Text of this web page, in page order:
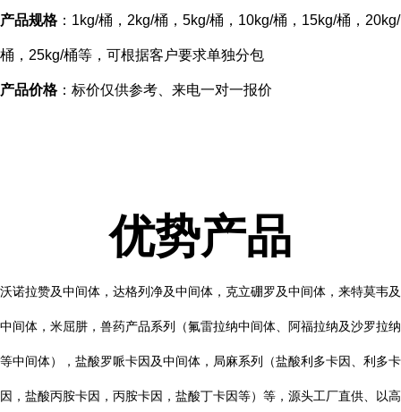
产品规格：1kg/桶，2kg/桶，5kg/桶，10kg/桶，15kg/桶，20kg/
桶，25kg/桶等，可根据客户要求单独分包
产品价格：标价仅供参考、来电一对一报价
优势产品
沃诺拉赞及中间体，达格列净及中间体，克立硼罗及中间体，来特莫韦及
中间体，米屈肼，兽药产品系列（氟雷拉纳中间体、阿福拉纳及沙罗拉纳
等中间体），盐酸罗哌卡因及中间体，局麻系列（盐酸利多卡因、利多卡
因，盐酸丙胺卡因，丙胺卡因，盐酸丁卡因等）等， 源头工厂直供、以高